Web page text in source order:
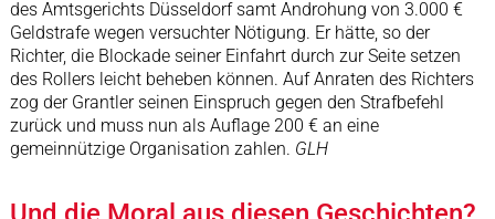
des Amtsgerichts Düsseldorf samt Androhung von 3.000 €
Geldstrafe wegen versuchter Nötigung. Er hätte, so der
Richter, die Blockade seiner Einfahrt durch zur Seite setzen
des Rollers leicht beheben können. Auf Anraten des Richters
zog der Grantler seinen Einspruch gegen den Strafbefehl
zurück und muss nun als Auflage 200 € an eine
gemeinnützige Organisation zahlen. GLH